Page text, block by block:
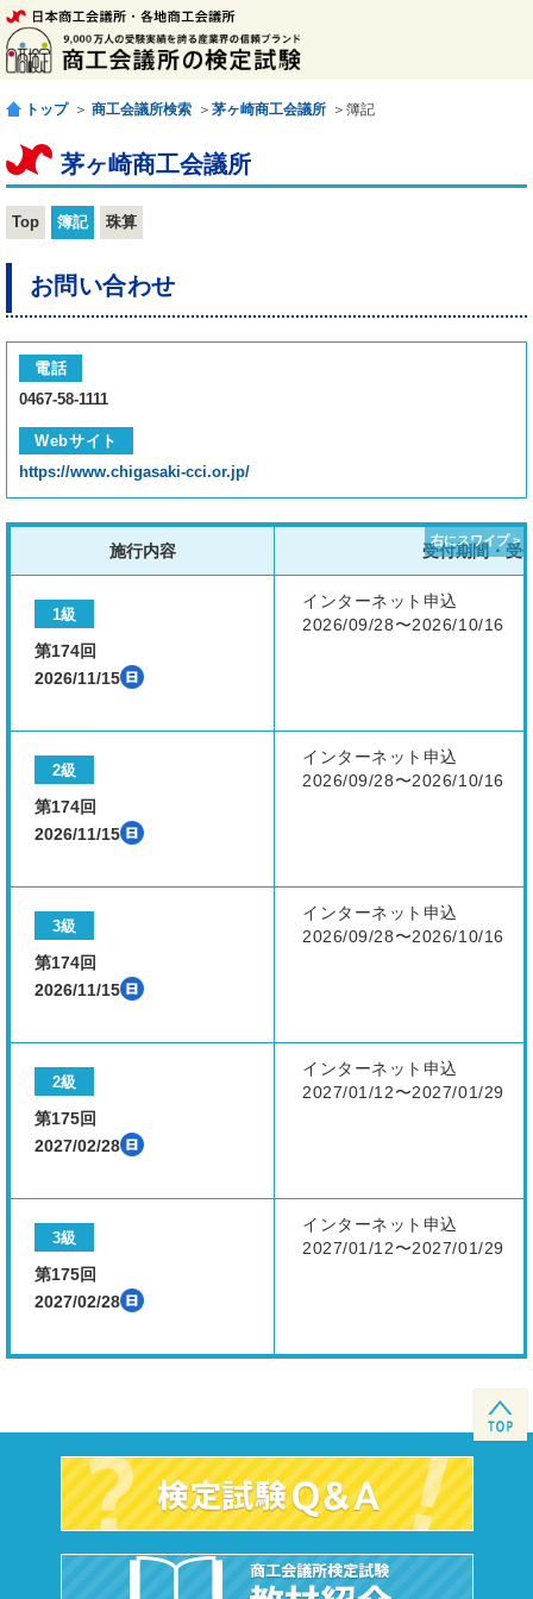
トップ ＞ 商工会議所検索 ＞ 茅ヶ崎商工会議所 ＞簿記
茅ヶ崎商工会議所
Top 簿記 珠算
お問い合わせ
電話
0467-58-1111
Webサイト
https://www.chigasaki-cci.or.jp/
施行内容 受付期間・受
1級
第174回
2026/11/15
インターネット申込
2026/09/28〜2026/10/16
2級
第174回
2026/11/15
インターネット申込
2026/09/28〜2026/10/16
3級
第174回
2026/11/15
インターネット申込
2026/09/28〜2026/10/16
2級
第175回
2027/02/28
インターネット申込
2027/01/12〜2027/01/29
3級
第175回
2027/02/28
インターネット申込
2027/01/12〜2027/01/29